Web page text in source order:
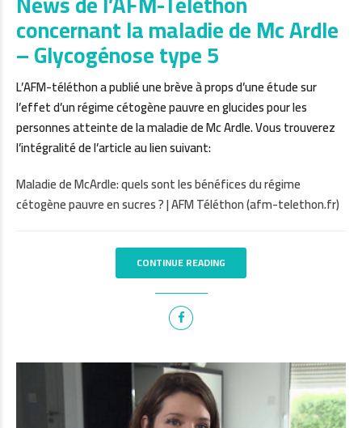
concernant la maladie de Mc Ardle
– Glycogénose type 5
L’AFM-téléthon a publié une brève à props d’une étude sur
l’effet d’un régime cétogène pauvre en glucides pour les
personnes atteinte de la maladie de Mc Ardle. Vous trouverez
l’intégralité de l’article au lien suivant:
Maladie de McArdle: quels sont les bénéfices du régime
cétogène pauvre en sucres ? | AFM Téléthon (afm-telethon.fr)
CONTINUE READING